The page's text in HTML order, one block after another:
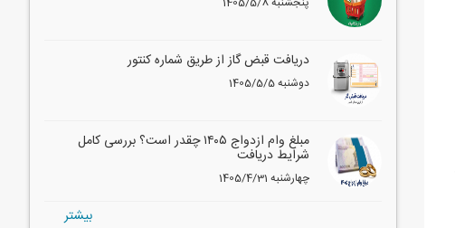
دریافت قبض گاز از طریق شماره کنتور
1405/5/5 دوشنبه
مبلغ وام ازدواج ۱۴۰۵ چقدر است؟ بررسی کامل
شرایط دریافت
1405/4/31 چهارشنبه
بيشتر